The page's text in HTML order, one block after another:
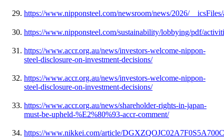
https://www.nipponsteel.com/newsroom/news/2026/
https://www.nipponsteel.com/sustainability/lobbying/pdf/
https://www.accr.org.au/news/investors-welcome-nippon-
steel-disclosure-on-investment-decisions/
https://www.accr.org.au/news/investors-welcome-nippon-
steel-disclosure-on-investment-decisions/
https://www.accr.org.au/news/shareholder-rights-in-japan-
must-be-upheld-%E2%80%93-accr-comment/
https://www.nikkei.com/article/